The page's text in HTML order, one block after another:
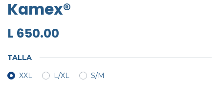
Kamex®
L 650.00
TALLA
XXL L/XL S/M